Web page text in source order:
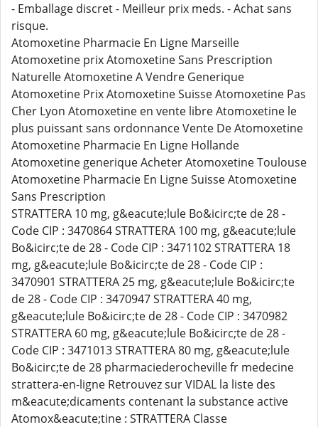
- Emballage discret - Meilleur prix meds. - Achat sans
risque.
Atomoxetine Pharmacie En Ligne Marseille
Atomoxetine prix Atomoxetine Sans Prescription
Naturelle Atomoxetine A Vendre Generique
Atomoxetine Prix Atomoxetine Suisse Atomoxetine Pas
Cher Lyon Atomoxetine en vente libre Atomoxetine le
plus puissant sans ordonnance Vente De Atomoxetine
Atomoxetine Pharmacie En Ligne Hollande
Atomoxetine generique Acheter Atomoxetine Toulouse
Atomoxetine Pharmacie En Ligne Suisse Atomoxetine
Sans Prescription
STRATTERA 10 mg, g&eacute;lule Bo&icirc;te de 28 -
Code CIP : 3470864 STRATTERA 100 mg, g&eacute;lule
Bo&icirc;te de 28 - Code CIP : 3471102 STRATTERA 18
mg, g&eacute;lule Bo&icirc;te de 28 - Code CIP :
3470901 STRATTERA 25 mg, g&eacute;lule Bo&icirc;te
de 28 - Code CIP : 3470947 STRATTERA 40 mg,
g&eacute;lule Bo&icirc;te de 28 - Code CIP : 3470982
STRATTERA 60 mg, g&eacute;lule Bo&icirc;te de 28 -
Code CIP : 3471013 STRATTERA 80 mg, g&eacute;lule
Bo&icirc;te de 28 pharmaciederocheville fr medecine
strattera-en-ligne Retrouvez sur VIDAL la liste des
m&eacute;dicaments contenant la substance active
Atomox&eacute;tine : STRATTERA Classe